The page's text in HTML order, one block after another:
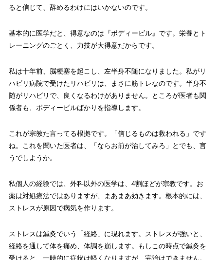
ると信じて、辞めるわけにはいかないのです。
基本的に医学だと、得意なのは『ボディービル』です。栄養とト
レーニングのごとく、力技が大得意だからです。
私は十年前、脳梗塞を起こし、左半身不随になりました。私がリ
ハビリ病院で受けたリハビリは、まさに筋トレなのです。半身不
随がリハビリで、良くなるわけがありません。ところが医者も関
係者も、ボディービルばかりを指導します。
これが宗教た言ってる根拠です。「信じるものは救われる」です
ね。これを聞いた医者は、「ならお前が治してみろ」とでも、言
うでしようか。
私個人の経験では、外科以外の医学は、4割ほどが宗教です。お
薬は対処療法ではありますが、まあまあ効きます。根本的には、
ストレスが原因で病気を作ります。
ストレスは鍼灸でいう「経絡」に現れます。ストレスが強いと、
経絡を通して体を痛め、体調を崩します。もしこの時点で鍼灸を
受けると、一時的に症状は軽くなりますが、完治はできません。